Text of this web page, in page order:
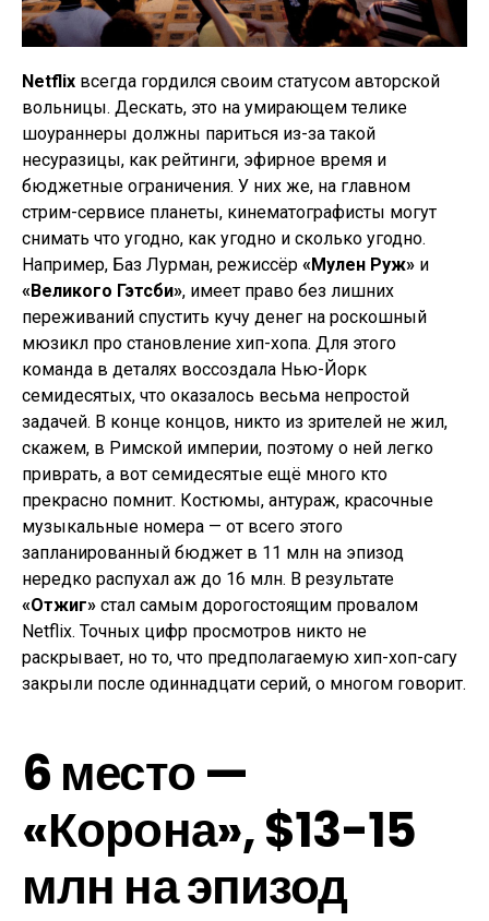
Netflix всегда гордился своим статусом авторской
вольницы. Дескать, это на умирающем телике
шоураннеры должны париться из-за такой
несуразицы, как рейтинги, эфирное время и
бюджетные ограничения. У них же, на главном
стрим-сервисе планеты, кинематографисты могут
снимать что угодно, как угодно и сколько угодно.
Например, Баз Лурман, режиссёр «Мулен Руж» и
«Великого Гэтсби», имеет право без лишних
переживаний спустить кучу денег на роскошный
мюзикл про становление хип-хопа. Для этого
команда в деталях воссоздала Нью-Йорк
семидесятых, что оказалось весьма непростой
задачей. В конце концов, никто из зрителей не жил,
скажем, в Римской империи, поэтому о ней легко
приврать, а вот семидесятые ещё много кто
прекрасно помнит. Костюмы, антураж, красочные
музыкальные номера — от всего этого
запланированный бюджет в 11 млн на эпизод
нередко распухал аж до 16 млн. В результате
«Отжиг» стал самым дорогостоящим провалом
Netflix. Точных цифр просмотров никто не
раскрывает, но то, что предполагаемую хип-хоп-сагу
закрыли после одиннадцати серий, о многом говорит.
6 место —
«Корона», $13-15
млн на эпизод